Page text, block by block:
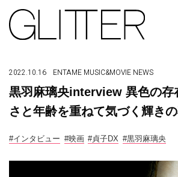
2022.10.16 ENTAME MUSIC&MOVIE NEWS
黒羽麻璃央interview 異色の存
さと年齢を重ねて気づく輝き
#インタビュー #映画 #貞子DX #黒羽麻璃央